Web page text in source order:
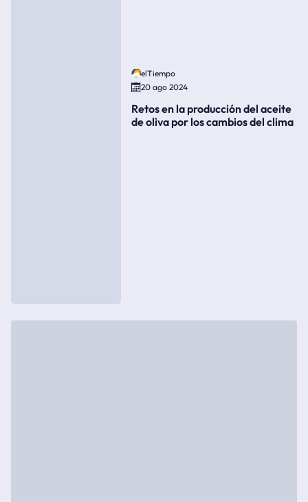
elTiempo
20 ago 2024
Retos en la producción del aceite
de oliva por los cambios del clima